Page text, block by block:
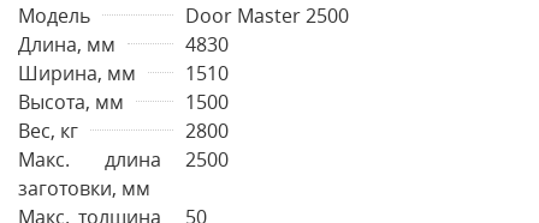
Модель
Door Master 2500
Длина, мм
4830
Ширина, мм
1510
Высота, мм
1500
Вес, кг
2800
Макс. длина
заготовки, мм
2500
Макс. толщина
50